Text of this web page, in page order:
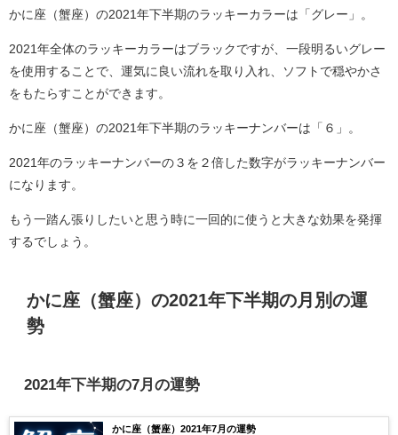
かに座（蟹座）の2021年下半期のラッキーカラーは「グレー」。
2021年全体のラッキーカラーはブラックですが、一段明るいグレー
を使用することで、運気に良い流れを取り入れ、ソフトで穏やかさ
をもたらすことができます。
かに座（蟹座）の2021年下半期のラッキーナンバーは「６」。
2021年のラッキーナンバーの３を２倍した数字がラッキーナンバー
になります。
もう一踏ん張りしたいと思う時に一回的に使うと大きな効果を発揮
するでしょう。
かに座（蟹座）の2021年下半期の月別の運
勢
2021年下半期の7月の運勢
かに座（蟹座）2021年7月の運勢